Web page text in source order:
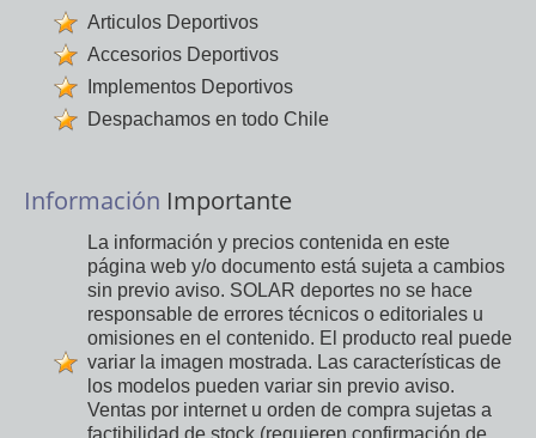
Articulos Deportivos
Accesorios Deportivos
Implementos Deportivos
Despachamos en todo Chile
Información Importante
La información y precios contenida en este
página web y/o documento está sujeta a cambios
sin previo aviso. SOLAR deportes no se hace
responsable de errores técnicos o editoriales u
omisiones en el contenido. El producto real puede
variar la imagen mostrada. Las características de
los modelos pueden variar sin previo aviso.
Ventas por internet u orden de compra sujetas a